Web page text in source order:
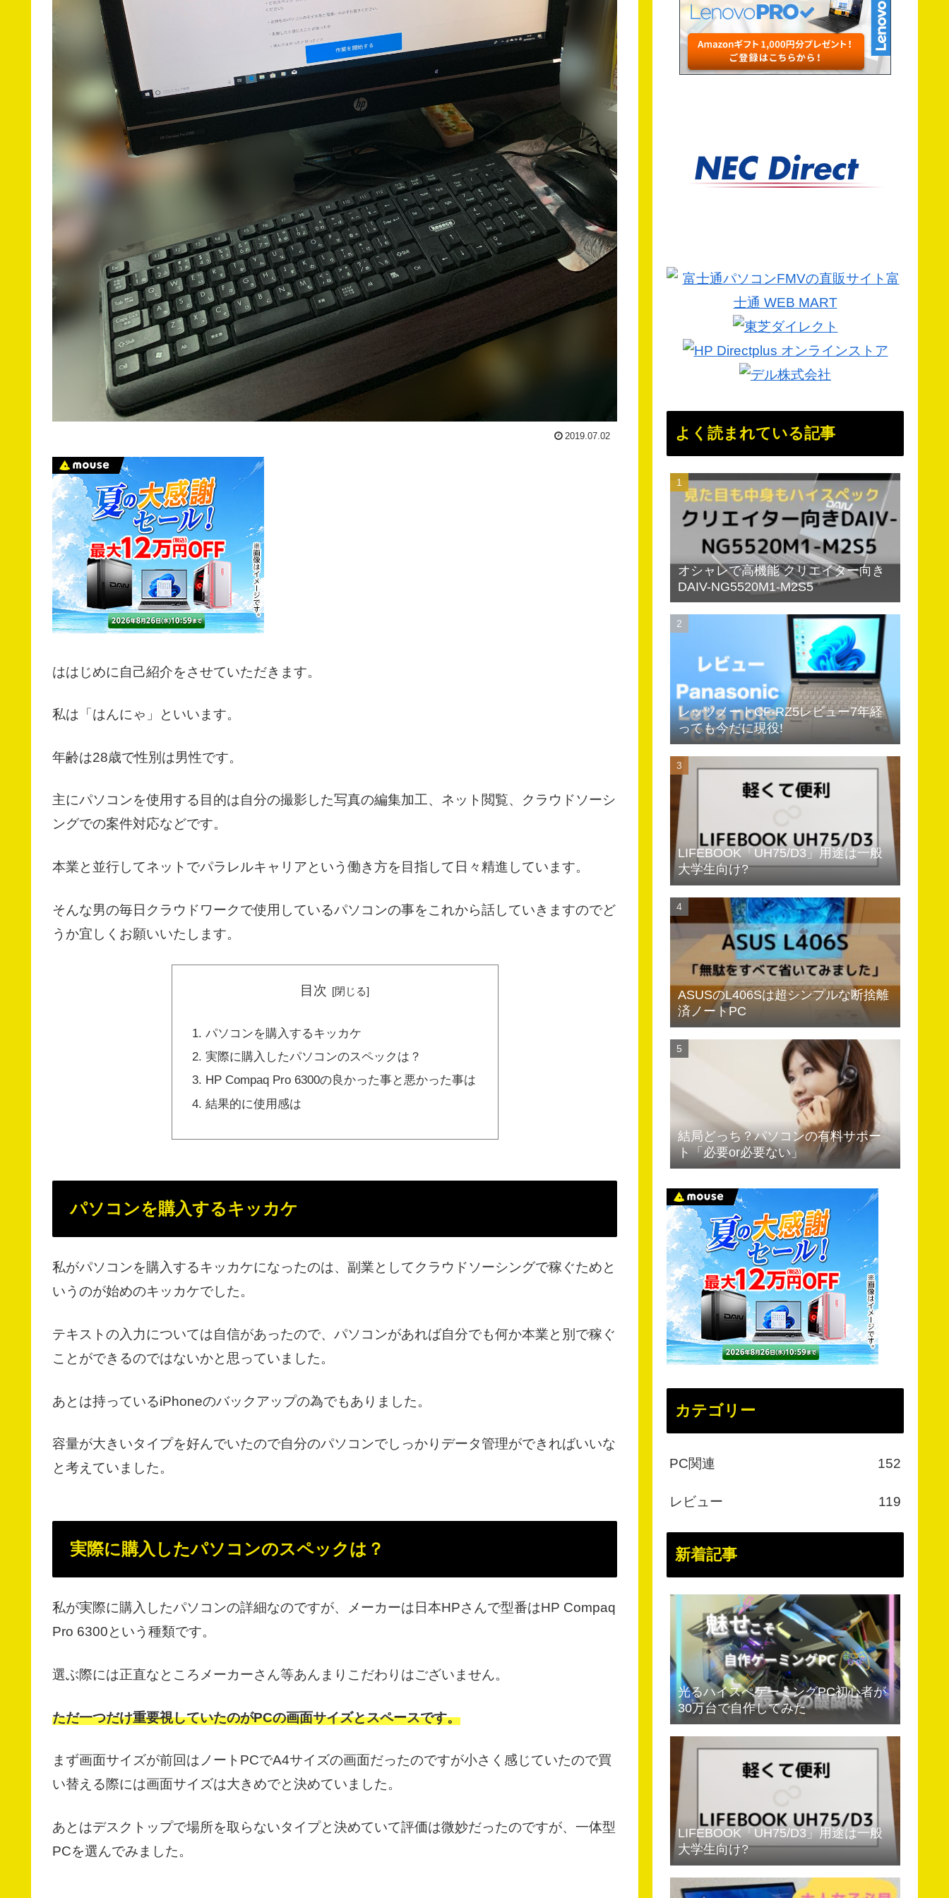
2019.07.02
ははじめに自己紹介をさせていただきます。
私は「はんにゃ」といいます。
年齢は28歳で性別は男性です。
主にパソコンを使用する目的は自分の撮影した写真の編集加工、ネット閲覧、クラウドソーシ
ングでの案件対応などです。
本業と並行してネットでパラレルキャリアという働き方を目指して日々精進しています。
そんな男の毎日クラウドワークで使用しているパソコンの事をこれから話していきますのでど
うか宜しくお願いいたします。
目次
パソコンを購入するキッカケ
実際に購入したパソコンのスペックは？
HP Compaq Pro 6300の良かった事と悪かった事は
結果的に使用感は
パソコンを購入するキッカケ
私がパソコンを購入するキッカケになったのは、副業としてクラウドソーシングで稼ぐためと
いうのが始めのキッカケでした。
テキストの入力については自信があったので、パソコンがあれば自分でも何か本業と別で稼ぐ
ことができるのではないかと思っていました。
あとは持っているiPhoneのバックアップの為でもありました。
容量が大きいタイプを好んでいたので自分のパソコンでしっかりデータ管理ができればいいな
と考えていました。
実際に購入したパソコンのスペックは？
私が実際に購入したパソコンの詳細なのですが、メーカーは日本HPさんで型番はHP Compaq
Pro 6300という種類です。
選ぶ際には正直なところメーカーさん等あんまりこだわりはございません。
ただ一つだけ重要視していたのがPCの画面サイズとスペースです。
まず画面サイズが前回はノートPCでA4サイズの画面だったのですが小さく感じていたので買
い替える際には画面サイズは大きめでと決めていました。
あとはデスクトップで場所を取らないタイプと決めていて評価は微妙だったのですが、一体型
PCを選んでみました。
よく読まれている記事
オシャレで高機能 クリエイター向き
DAIV-NG5520M1-M2S5
レッツノートCF-RZ5レビュー7年経
っても今だに現役!
LIFEBOOK「UH75/D3」用途は一般
大学生向け?
ASUSのL406Sは超シンプルな断捨離
済ノートPC
結局どっち？パソコンの有料サポー
ト「必要or必要ない」
カテゴリー
PC関連 152
レビュー 119
新着記事
光るハイスぺゲーミングPC初心者が
30万台で自作してみた
LIFEBOOK「UH75/D3」用途は一般
大学生向け?